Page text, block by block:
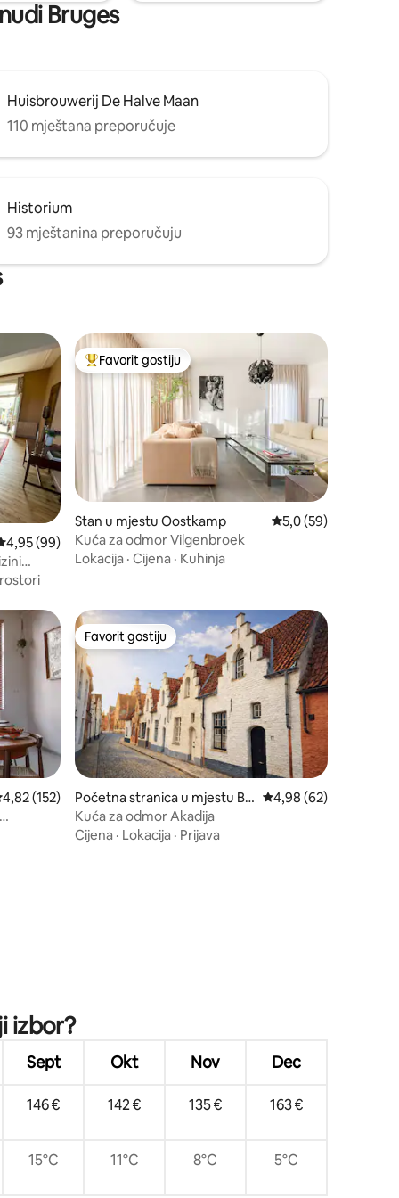
Bruges
Huisbrouwerij De Halve Maan
110 mještana preporučuje
Historium
93 mještanina preporučuju
ocjena 4,95 od 5, recenzija: 99
4,95 (99)
Glavni favorit gostiju
Favorit gostiju
Stan u mjestu Oostkamp prosječna ocjena
5,0 (59)
Kuća za odmor Vilgenbroek
Lokacija · Cijena · Kuhinja
ocjena 4,82 od 5, recenzija: 152
4,82 (152)
Favorit gostiju
Favorit gostiju
Početna stranica u mjestu Br
ugge
prosječna ocjena
4,98 (62)
Kuća za odmor Akadija
Cijena · Lokacija · Prijava
izbor?
Sept Okt Nov Dec
146 € 142 € 135 € 163 €
15°C 11°C 8°C 5°C